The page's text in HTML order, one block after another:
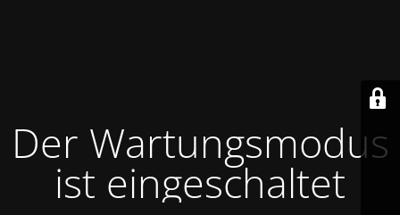
Der Wartungsmodus
ist eingeschaltet